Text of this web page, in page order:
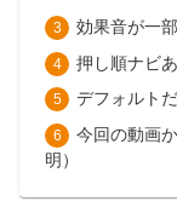
効果音が一
押し順ナビ
デフォルト
今回の動画
明）